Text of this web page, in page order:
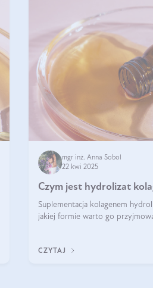
mgr inż. Anna Sobol
22 kwi 2025
Czym jest hydrolizat
Suplementacja kolagenem
jakiej formie warto go
CZYTAJ